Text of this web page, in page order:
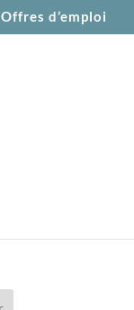
Offres d’emploi